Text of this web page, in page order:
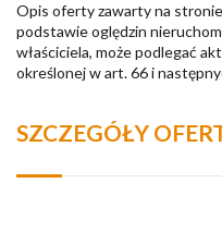
Opis oferty zawarty na
podstawie oględzin
właściciela, może podlegać
określonej w art. 66 i
SZCZEGÓŁY